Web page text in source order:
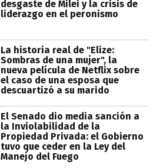
desgaste de Milei y la crisis de
liderazgo en el peronismo
La historia real de "Elize:
Sombras de una mujer", la
nueva película de Netflix sobre
el caso de una esposa que
descuartizó a su marido
El Senado dio media sanción a
la Inviolabilidad de la
Propiedad Privada: el Gobierno
tuvo que ceder en la Ley del
Manejo del Fuego